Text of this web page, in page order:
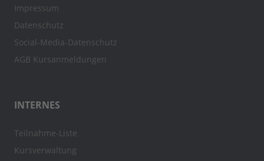
Impressum
Datenschutz
Social-Media-Datenschutz
AGB Kursanmeldungen
INTERNES
Teilnahme-Liste
Kursverwaltung